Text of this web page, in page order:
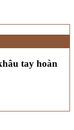
tay hoàn